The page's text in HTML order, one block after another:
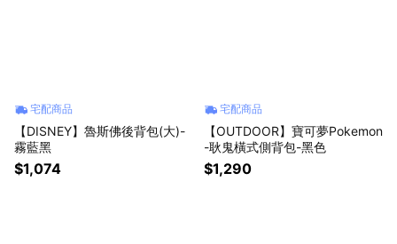
宅配商品
【DISNEY】魯斯佛後背包(大)-
霧藍黑
$1,074
宅配商品
【OUTDOOR】寶可夢Pokemon
-耿鬼橫式側背包-黑色
$1,290